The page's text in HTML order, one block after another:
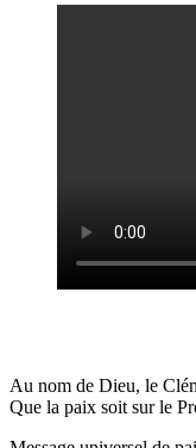
Au nom de Dieu, le
Que la paix soit sur le